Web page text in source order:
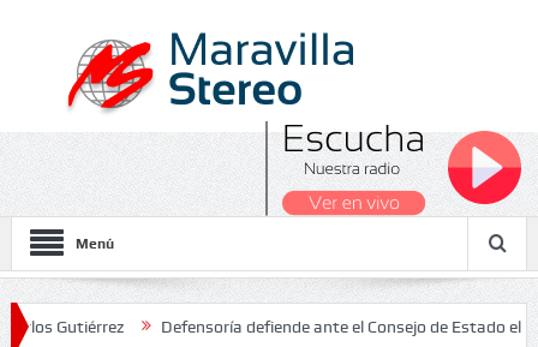
Menú
Defensoría defiende ante el Consejo de Estado el salario